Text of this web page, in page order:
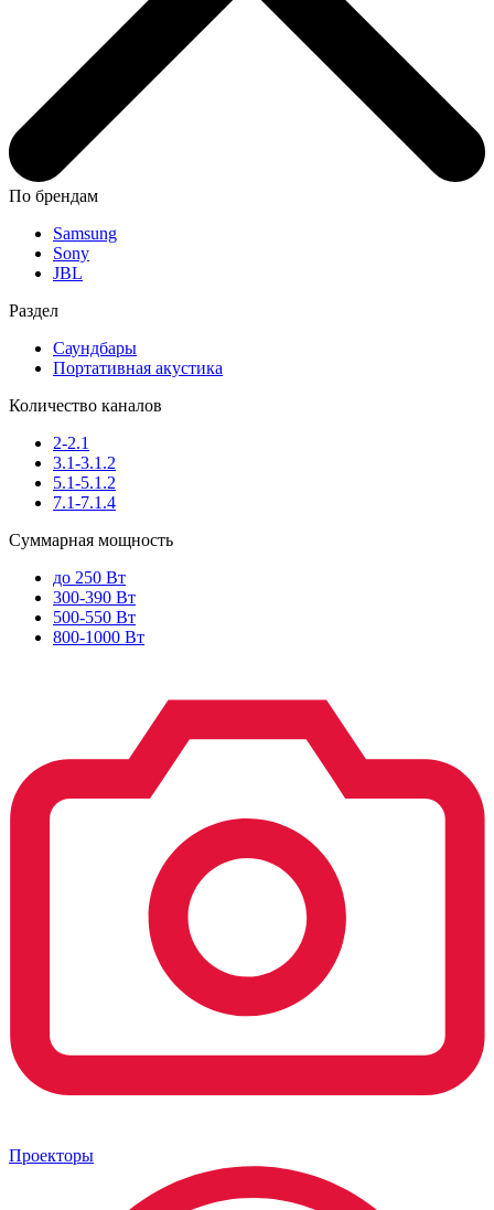
По брендам
Samsung
Sony
JBL
Раздел
Саундбары
Портативная акустика
Количество каналов
2-2.1
3.1-3.1.2
5.1-5.1.2
7.1-7.1.4
Суммарная мощность
до 250 Вт
300-390 Вт
500-550 Вт
800-1000 Вт
Проекторы